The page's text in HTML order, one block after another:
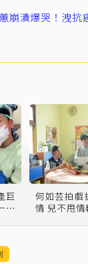
崩潰爆哭！洩
巨
切
何如芸拍戲
情 兒不甩情